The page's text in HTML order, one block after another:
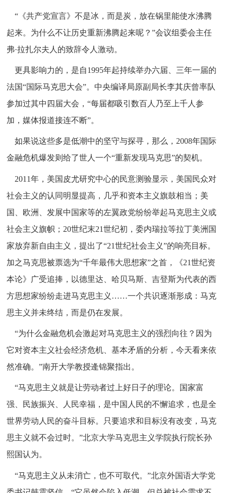
“《共产党宣言》不是冰，而是炭，放在锅里能使水沸腾
起来。为什么不让历史重新沸腾起来呢？”会议组委会主任
弗·拉扎尔夫人的致辞令人激动。
更具影响力的，是自1995年起持续举办六届、三年一届的
法国“国际马克思大会”。中央编译局原副局长李其庆曾率队
参加过其中四届大会，“每届都吸引数百人乃至上千人参
加，媒体报道接连不断”。
如果说这些多是低潮中的坚守与探寻，那么，2008年国际
金融危机爆发则给了世人一个“重新发现马克思”的契机。
2011年，美国皮尤研究中心的民意测验显示，美国民众对
社会主义的认同明显提高，几乎和资本主义旗鼓相当；美
国、欧洲、发展中国家等的左翼政党纷纷举起马克思主义或
社会主义旗帜；20世纪末21世纪初，委内瑞拉等拉丁美洲国
家放弃新自由主义，提出了“21世纪社会主义”的响亮目标。
加之马克思被票选为“千年最伟大思想家”之首，《21世纪资
本论》广受追捧，以德里达、哈贝马斯、吉登斯为代表的西
方思想家纷纷走进马克思主义……一个共识逐渐形成：马克
思主义并未终结，而是仍在发展。
“为什么金融危机会激起对马克思主义的强烈向往？因为
它对资本主义社会经济危机、基本矛盾的分析，今天看来依
然准确。”南开大学教授逄锦聚指出。
“马克思主义就是让劳动者过上好日子的理论。国家富
强、民族振兴、人民幸福，是中国人民的不懈追求，也是全
世界劳动人民的奋斗目标。只要追求和目标没有改变，马克
思主义就不会过时。”北京大学马克思主义学院执行院长孙
熙国认为。
“马克思主义从未消亡，也不可取代。”北京外国语大学党